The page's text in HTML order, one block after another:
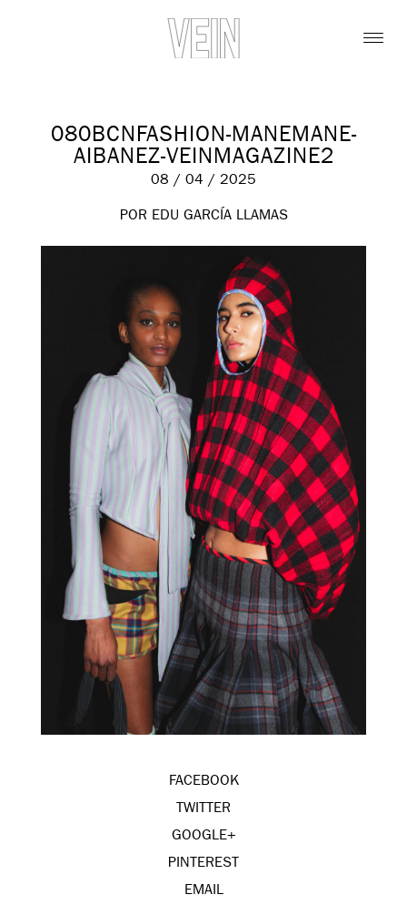
080BCNFASHION-MANEMANE-
AIBANEZ-VEINMAGAZINE2
08 / 04 / 2025
POR EDU GARCÍA LLAMAS
FACEBOOK
TWITTER
GOOGLE+
PINTEREST
EMAIL